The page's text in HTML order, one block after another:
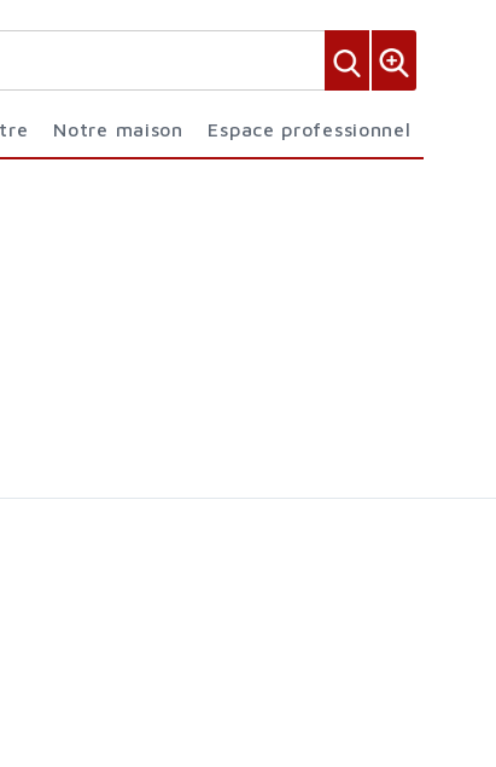
Notre maison Espace professionnel